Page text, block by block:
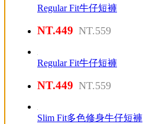
Regular Fit牛仔短褲
NT.449 NT.559
Regular Fit牛仔短褲
NT.449 NT.559
Slim Fit多色修身牛仔短褲